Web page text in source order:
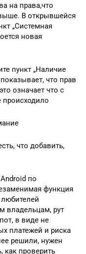
на права,что
В открывшейся
„Системная
новая
пункт „Наличие
что прав
означает что с
происходило
что добавить,
по
функция
владельцам, рут
в виде не
платежей и риска
решили, нужен
как проверить